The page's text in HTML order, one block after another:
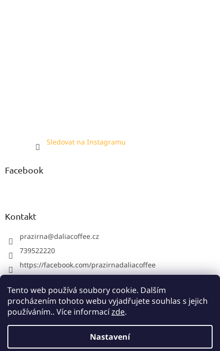
Tento web používá soubory cookie. Dalším
procházením tohoto webu vyjadřujete souhlas s jejich
používáním.. Více informacízde.
Nastavení
Sledovat na Instagramu
Facebook
Kontakt
prazirna@daliacoffee.cz
739522220
https://facebook.com/prazirnadaliacoffee
739522220